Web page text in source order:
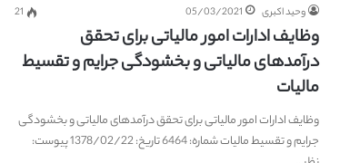
وحید اکبری 05/03/2021
21
وظایف ادارات امور مالیاتی برای تحقق
درآمدهای مالیاتی و بخشودگی جرایم و تقسیط
مالیات
وظایف ادارات امور مالیاتی برای تحقق درآمدهای مالیاتی و بخشودگی
جرایم و تقسیط مالیات شماره: 6464 تاریخ: 1378/02/22 پیوست: